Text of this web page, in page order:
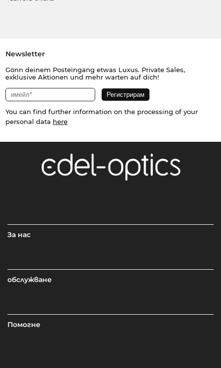
Newsletter
Gönn deinem Posteingang etwas Luxus. Private Sales,
exklusive Aktionen und mehr warten auf dich!
You can find further information on the processing of your
personal data here
За нас
обслужване
Помогне